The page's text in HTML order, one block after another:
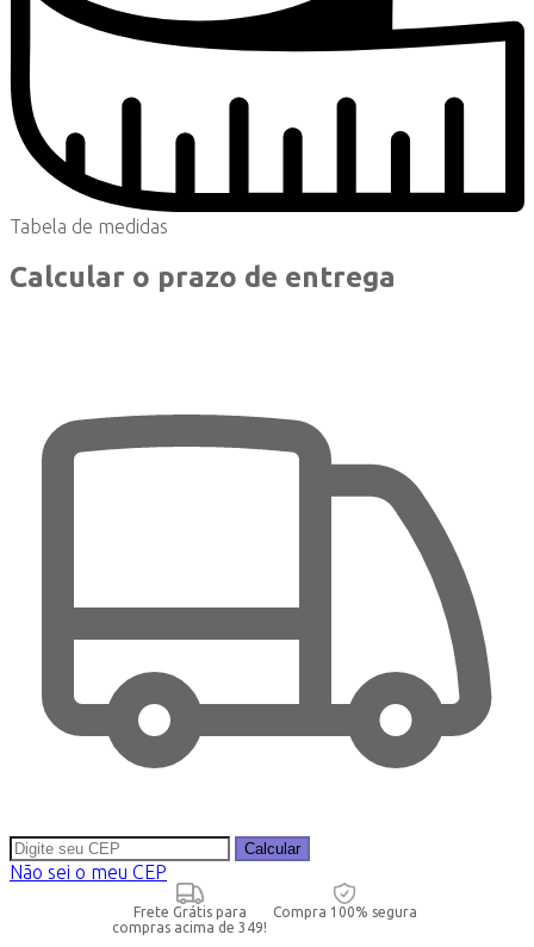
Tabela de medidas
Calcular o prazo de entrega
Calcular
Não sei o meu CEP
Frete Grátis para
compras acima de 349!
Compra 100% segura